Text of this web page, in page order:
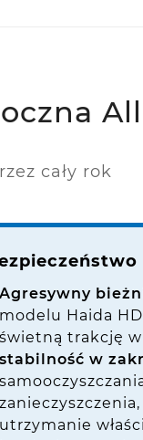
cały rok
Agresywny
modelu Haida
świetną trakcję
stabilność w
utrzymanie